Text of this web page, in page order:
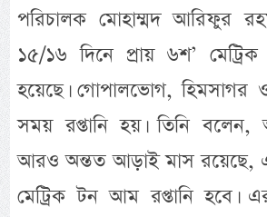
পরিচালক মোহাম্মদ আরিফুর
১৫/১৬ দিনে প্রায় ৬শ’
হয়েছে। গোপালভোগ, হিমসাগর
সময় রপ্তানি হয়। তিনি
আরও অন্তত আড়াই মাস রয়েছে,
মেট্রিক টন আম রপ্তানি হবে।